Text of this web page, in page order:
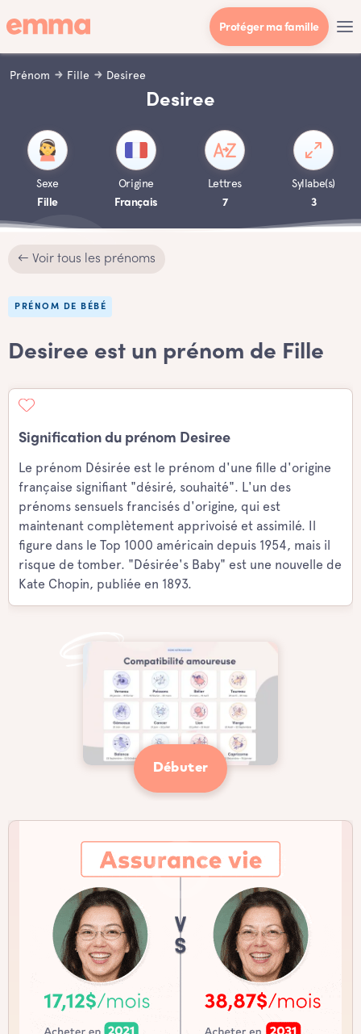
Protéger ma famille
Prénom Fille Desiree
Desiree
Sexe
Fille
Origine
Français
Lettres
7
Syllabe(s)
3
← Voir tous les prénoms
PRÉNOM DE BÉBÉ
Desiree est un prénom de Fille
Signification du prénom Desiree
Le prénom Désirée est le prénom d'une fille d'origine
française signifiant "désiré, souhaité". L'un des
prénoms sensuels francisés d'origine, qui est
maintenant complètement apprivoisé et assimilé. Il
figure dans le Top 1000 américain depuis 1954, mais il
risque de tomber. "Désirée's Baby" est une nouvelle de
Kate Chopin, publiée en 1893.
Débuter